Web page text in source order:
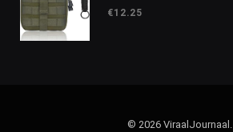
€12.25
© 2026 ViraalJournaal.